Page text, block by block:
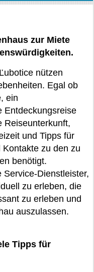
zur Miete
nützen
Egal ob
ein
Entdeckungsreise
Reiseunterkunft,
und Tipps für
zu den zu
benötigt.
Dienstleister,
zu erleben, die
zu erleben und
auszulassen.
Tipps für